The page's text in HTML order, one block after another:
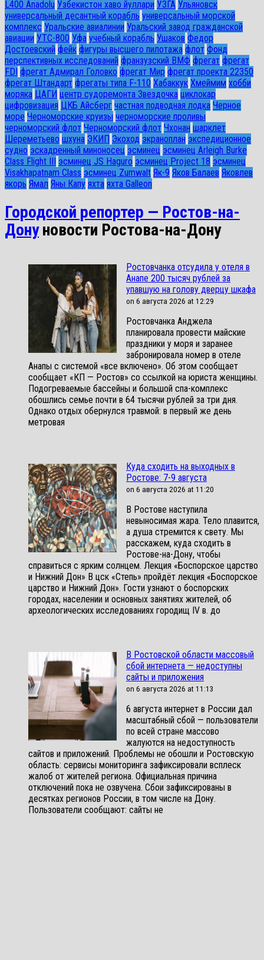
L400 Anadolu Узбекистон хаво йуллари УЗГА Ульяновск
универсальный десантный корабль универсальный морской
комплекс Уральские авиалинии Уральский завод гражданской
авиации УТС-800 Уфа учебный корабль Ушаков Федор
Достоевский фейк фигуры высшего пилотажа флот Фонд
перспективных исследований франзузский ВМФ фрегат фрегат
FDI фрегат Адмирал Головко фрегат Мир фрегат проекта 22350
фрегат Штандарт фрегаты типа F-110 Хабаккук Хмеймим хобби
моряка ЦАГИ центр судоремонта Звездочка циклокар
цифровизация ЦКБ Айсберг частная подводная лодка Черное
море Черноморские круизы черноморские проливы
черноморский флот Черноморский флот Чхонан шарклет
Шереметьево шхуна ЭКИП Экоход экраноплан экспедиционное
судно эскадренный миноносец эсминец эсминец Arleigh Burke
Class Flight III
эсминец JS Haguro эсминец Project 18 эсминец
Visakhapatnam Class эсминец Zumwalt Як-9 Яков Балаев Яковлев
якорь Ямал Яны Капу яхта яхта Galleon
Городской репортер — Ростов-на-
Дону новости Ростова-на-Дону
Ростовчанка отсудила у отеля в
Анапе 200 тысяч рублей за
упавшую на голову дверцу шкафа
on 6 августа 2026 at 12:29
Ростовчанка Анджела
планировала провести майские
праздники у моря и заранее
забронировала номер в отеле
Анапы с системой «все включено». Об этом сообщает
сообщает «КП — Ростов» со ссылкой на юриста женщины.
Подогреваемые бассейны и большой спа-комплекс
обошлись семье почти в 64 тысячи рублей за три дня.
Однако отдых обернулся травмой: в первый же день
метровая
Куда сходить на выходных в
Ростове: 7-9 августа
on 6 августа 2026 at 11:20
В Ростове наступила
невыносимая жара. Тело плавится,
а душа стремится к свету. Мы
расскажем, куда сходить в
Ростове-на-Дону, чтобы
справиться с ярким солнцем. Лекция «Боспорское царство
и Нижний Дон» В цск «Степь» пройдёт лекция «Боспорское
царство и Нижний Дон». Гости узнают о боспорских
городах, населении и основных занятиях жителей, об
археологических исследованиях городищ IV в. до
В Ростовской области массовый
сбой интернета — недоступны
сайты и приложения
on 6 августа 2026 at 11:13
6 августа интернет в России дал
масштабный сбой — пользователи
по всей стране массово
жалуются на недоступность
сайтов и приложений. Проблемы не обошли и Ростовскую
область: сервисы мониторинга зафиксировали всплеск
жалоб от жителей региона. Официальная причина
отключений пока не озвучена. Сбои зафиксированы в
десятках регионов России, в том числе на Дону.
Пользователи сообщают: сайты не